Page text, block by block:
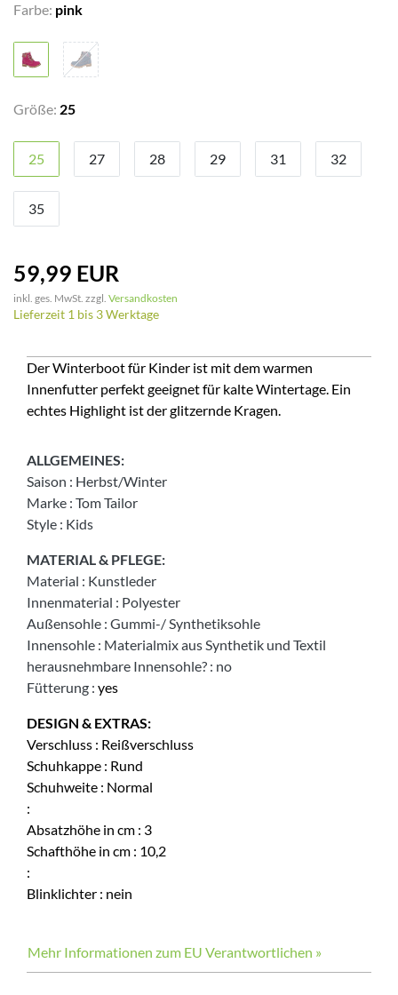
Farbe: pink
Größe: 25
25 27 28 29 31 32
35
59,99 EUR
inkl. ges. MwSt. zzgl. Versandkosten
Lieferzeit 1 bis 3 Werktage
Der Winterboot für Kinder ist mit dem warmen
Innenfutter perfekt geeignet für kalte Wintertage. Ein
echtes Highlight ist der glitzernde Kragen.
ALLGEMEINES:
Saison : Herbst/Winter
Marke : Tom Tailor
Style : Kids
MATERIAL & PFLEGE:
Material : Kunstleder
Innenmaterial : Polyester
Außensohle : Gummi-/ Synthetiksohle
Innensohle : Materialmix aus Synthetik und Textil
herausnehmbare Innensohle? : no
Fütterung : yes
DESIGN & EXTRAS:
Verschluss : Reißverschluss
Schuhkappe : Rund
Schuhweite : Normal
:
Absatzhöhe in cm : 3
Schafthöhe in cm : 10,2
:
Blinklichter : nein
Mehr Informationen zum EU Verantwortlichen »